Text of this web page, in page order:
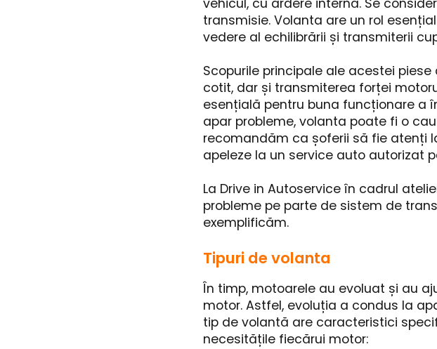
vehicul, cu ardere internă. Se
transmisie. Volanta are un rol
vedere al echilibrării și transmiterii
Scopurile principale ale acestei
cotit, dar și transmiterea forței
esențială pentru buna funcționare a
apar probleme, volanta poate fi o
recomandăm ca șoferii să fie atenți
apeleze la un service auto autorizat
La Drive in Autoservice în cadrul
probleme pe parte de sistem de
exemplificăm.
Tipuri de volanta
În timp, motoarele au evoluat și au
motor. Astfel, evoluția a condus la
tip de volantă are caracteristici
necesitățile fiecărui motor: